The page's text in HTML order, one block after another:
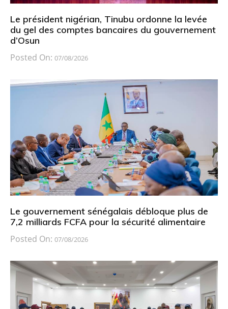
Le président nigérian, Tinubu ordonne la levée
du gel des comptes bancaires du gouvernement
d’Osun
Posted On: 07/08/2026
Le gouvernement sénégalais débloque plus de
7,2 milliards FCFA pour la sécurité alimentaire
Posted On: 07/08/2026